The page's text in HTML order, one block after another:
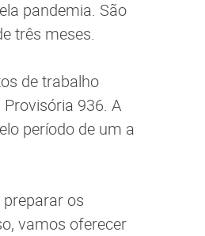
pandemia. São
três meses.
de trabalho
936. A
período de um a
os
vamos oferecer